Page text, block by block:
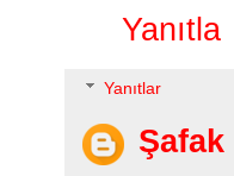
Yanıtla
Yanıtlar